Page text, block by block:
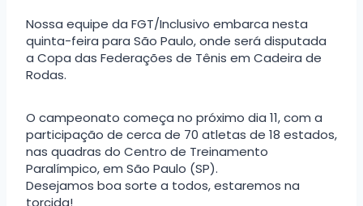
Nossa equipe da FGT/Inclusivo embarca nesta
quinta-feira para São Paulo, onde será disputada
a Copa das Federações de Tênis em Cadeira de
Rodas.
O campeonato começa no próximo dia 11, com a
participação de cerca de 70 atletas de 18 estados,
nas quadras do Centro de Treinamento
Paralímpico, em São Paulo (SP).
Desejamos boa sorte a todos, estaremos na
torcida!